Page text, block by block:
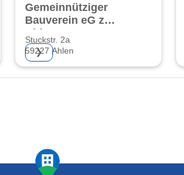
Gemeinnütziger
Bauverein eG zu
Ahlen
Stuckstr. 2a
59227 Ahlen
❯